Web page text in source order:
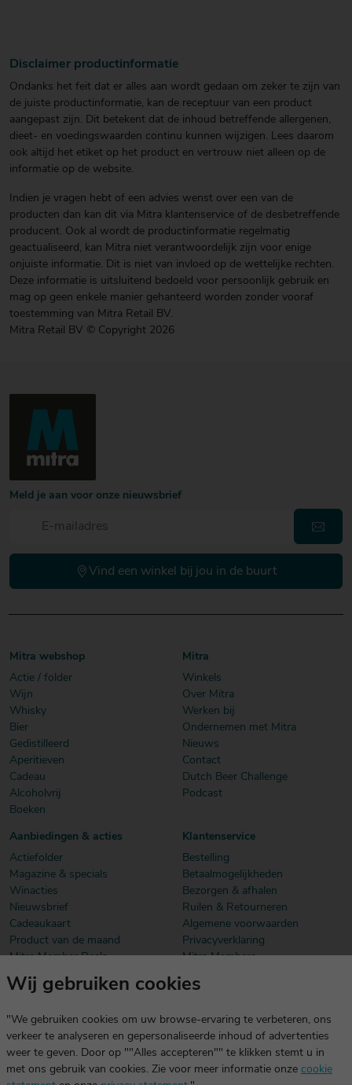
Disclaimer productinformatie
Ondanks het feit dat er alles aan wordt gedaan om zeker te zijn van
de juiste productinformatie, kan de receptuur van een product
aangepast zijn. Dit betekent dat de inhoud betreffende allergenen,
dieet- en voedingswaarden continu kunnen wijzigen. Lees daarom
ook altijd het etiket op het product en vertrouw niet alleen op de
informatie op de website.
Indien je vragen hebt of een advies wenst over een van de
producten dan kan dit via Mitra klantenservice of de desbetreffende
producent. Ook al wordt de productinformatie regelmatig
geactualiseerd, kan Mitra niet verantwoordelijk zijn voor enige
onjuiste informatie. Dit is niet van invloed op de wettelijke rechten.
Deze informatie is uitsluitend bedoeld voor persoonlijk gebruik en
mag op geen enkele manier gehanteerd worden zonder vooraf
toestemming van Mitra Retail BV.
Mitra Retail BV © Copyright 2026
Meld je aan voor onze nieuwsbrief
Vind een winkel bij jou in de buurt
Mitra webshop
Actie / folder
Wijn
Whisky
Bier
Gedistilleerd
Aperitieven
Cadeau
Alcoholvrij
Boeken
Mitra
Winkels
Over Mitra
Werken bij
Ondernemen met Mitra
Nieuws
Contact
Dutch Beer Challenge
Podcast
Aanbiedingen & acties
Actiefolder
Magazine & specials
Winacties
Nieuwsbrief
Cadeaukaart
Product van de maand
Mitra Member Deals
Klantenservice
Bestelling
Betaalmogelijkheden
Bezorgen & afhalen
Ruilen & Retourneren
Algemene voorwaarden
Privacyverklaring
Mitra Members
Download onze app
dezelfde gegevens die je voor mitra.nl gebruikt.
Wij gebruiken cookies
"We gebruiken cookies om uw browse-ervaring te verbeteren, ons
verkeer te analyseren en gepersonaliseerde inhoud of advertenties
weer te geven. Door op ""Alles accepteren"" te klikken stemt u in
met ons gebruik van cookies. Zie voor meer informatie onze cookie